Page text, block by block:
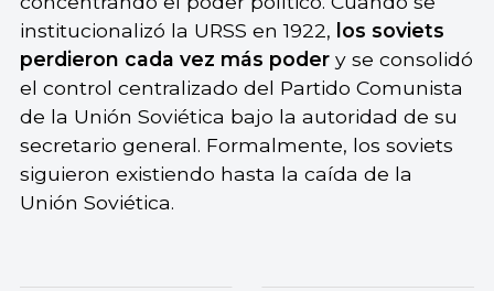
institucionalizó la URSS en 1922, los soviets
perdieron cada vez más poder y se consolidó
el control centralizado del Partido Comunista
de la Unión Soviética bajo la autoridad de su
secretario general. Formalmente, los soviets
siguieron existiendo hasta la caída de la
Unión Soviética.